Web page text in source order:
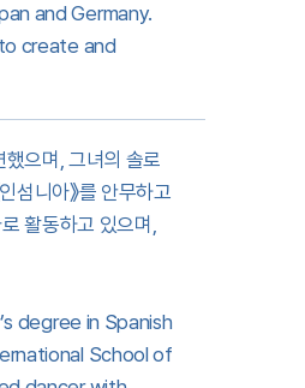
and Germany.
create and
으며, 그녀의 솔로
섬니아》를 안무하고
활동하고 있으며,
degree in Spanish
School of